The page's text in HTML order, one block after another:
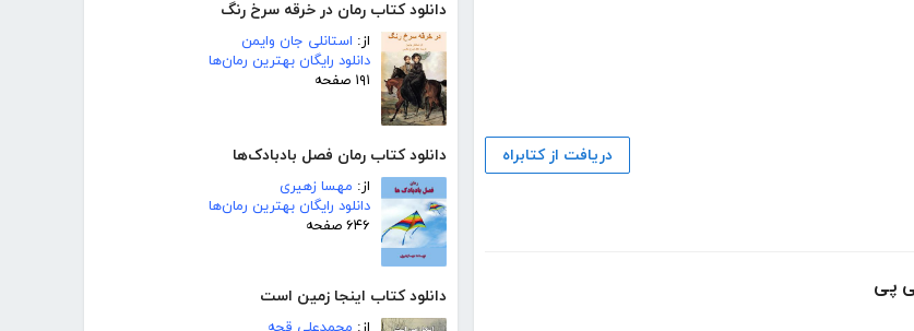
دانلود کتاب رمان در خرقه سرخ رنگ
از: استانلی جان وایمن
دانلود رایگان بهترین رمان‌ها
۱۹۱ صفحه
دانلود کتاب رمان فصل بادبادک‌ها
از: مهسا زهیری
دانلود رایگان بهترین رمان‌ها
۶۴۶ صفحه
دانلود کتاب اینجا زمین است
دریافت از کتابراه
پی